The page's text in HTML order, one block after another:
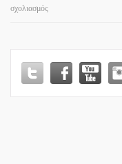
σχολιασμόςστο
“ΜΑΚΕΔΟΝΙΚΟΥ”)
–